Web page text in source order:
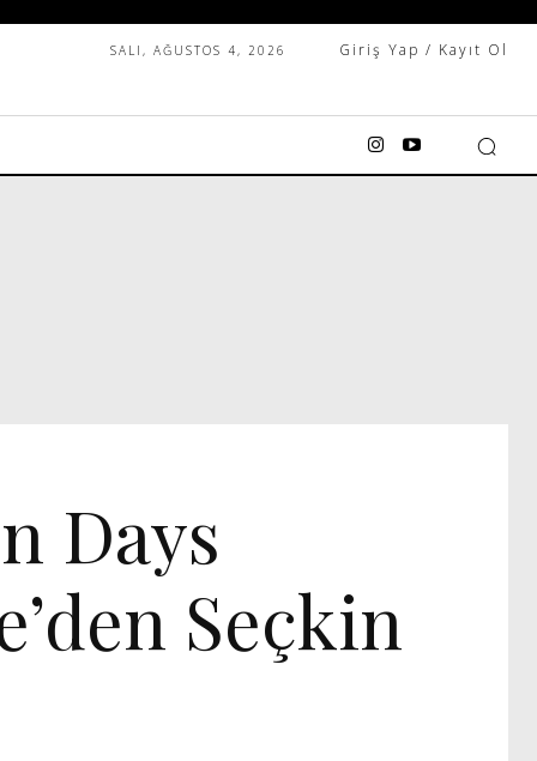
SALI, AĞUSTOS 4, 2026 Giriş Yap / Kayıt Ol
Days
Seçkin